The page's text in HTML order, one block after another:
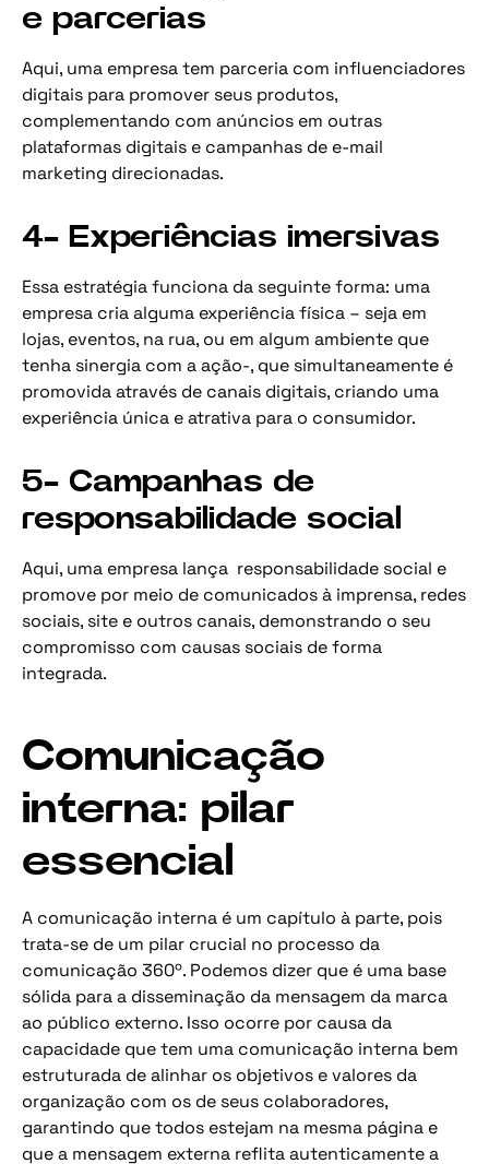
e parcerias
Aqui, uma empresa tem parceria com influenciadores
digitais para promover seus produtos,
complementando com anúncios em outras
plataformas digitais e campanhas de e-mail
marketing direcionadas.
4- Experiências imersivas
Essa estratégia funciona da seguinte forma: uma
empresa cria alguma experiência física – seja em
lojas, eventos, na rua, ou em algum ambiente que
tenha sinergia com a ação-, que simultaneamente é
promovida através de canais digitais, criando uma
experiência única e atrativa para o consumidor.
5- Campanhas de
responsabilidade social
Aqui, uma empresa lança responsabilidade social e
promove por meio de comunicados à imprensa, redes
sociais, site e outros canais, demonstrando o seu
compromisso com causas sociais de forma
integrada.
Comunicação
interna: pilar
essencial
A comunicação interna é um capítulo à parte, pois
trata-se de um pilar crucial no processo da
comunicação 360º. Podemos dizer que é uma base
sólida para a disseminação da mensagem da marca
ao público externo. Isso ocorre por causa da
capacidade que tem uma comunicação interna bem
estruturada de alinhar os objetivos e valores da
organização com os de seus colaboradores,
garantindo que todos estejam na mesma página e
que a mensagem externa reflita autenticamente a